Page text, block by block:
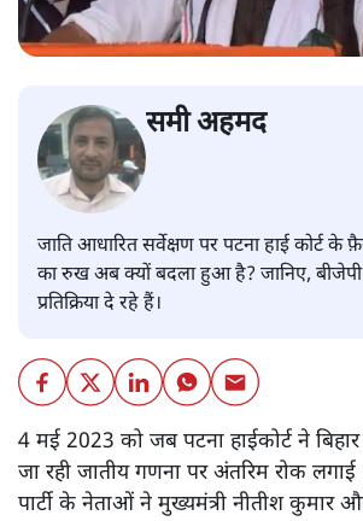
समी अहमद
जाति आधारित सर्वेक्षण पर पटना हाई कोर्ट
का रुख अब क्यों बदला हुआ है? जानिए,
प्रतिक्रिया दे रहे हैं।
4 मई 2023 को जब पटना हाईकोर्ट ने बिहार
जा रही जातीय गणना पर अंतरिम रोक लगाई
पार्टी के नेताओं ने मुख्यमंत्री नीतीश कुमार